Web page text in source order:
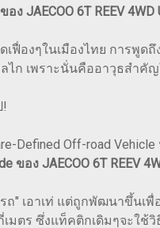
อง JAECOO 6T REEV
ฟื่องๆในเมืองไทย การพูด
ไก เพราะนั่นคืออาวุธสำ
Defined Off-road
ของ JAECOO 6T REEV
" เอาเท่ แต่ถูกพัฒนาขึ้นเ
มตร ซึ่งแท็คติกเดิมๆจะใ